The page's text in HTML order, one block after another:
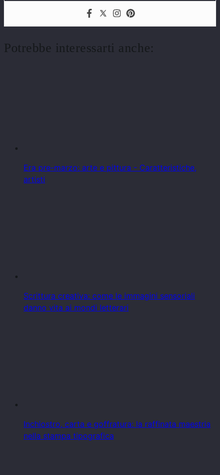
Potrebbe interessarti anche:
Era pre-marzo: arte e pittura - Caratteristiche,
artisti
Scrittura creativa: come le immagini sensoriali
danno vita ai mondi letterari
Inchiostro, carta e goffratura: la raffinata maestria
nella stampa tipografica